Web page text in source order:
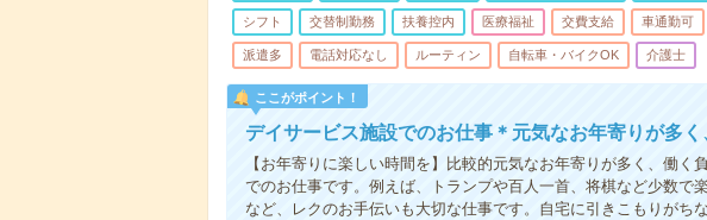
シフト 交替制勤務 扶養控内 医療福祉 交費支給 車通勤可
派遣多 電話対応なし ルーティン 自転車・バイクOK 介護士
ここがポイント！
デイサービス施設でのお仕事＊元気なお年寄りが多く
【お年寄りに楽しい時間を】比較的元気なお年寄りが多く、働く
でのお仕事です。例えば、トランプや百人一首、将棋など少数で
など、レクのお手伝いも大切な仕事です。自宅に引きこもりがち